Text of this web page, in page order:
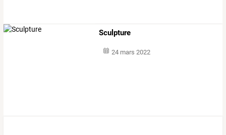
Sculpture
24 mars 2022